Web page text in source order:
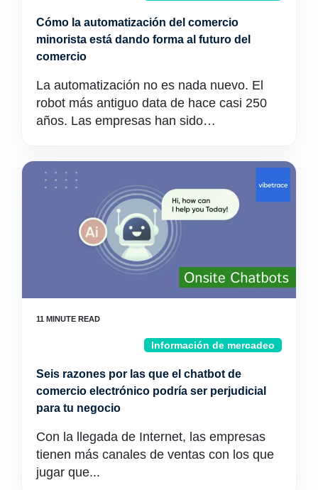
Cómo la automatización del comercio
minorista está dando forma al futuro del
comercio
La automatización no es nada nuevo. El
robot más antiguo data de hace casi 250
años. Las empresas han sido…
Información de mercadeo
Seis razones por las que el chatbot de
comercio electrónico podría ser perjudicial
para tu negocio
Con la llegada de Internet, las empresas
tienen más canales de ventas con los que
jugar que...